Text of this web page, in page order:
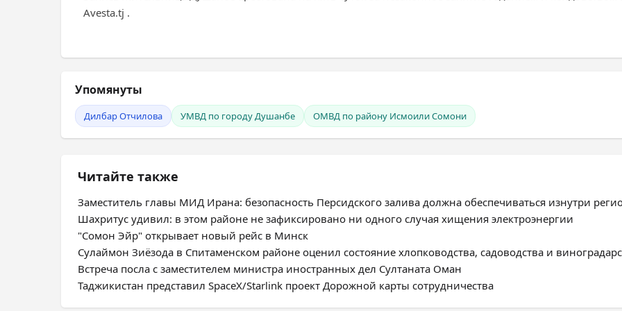
Avesta.tj .
Упомянуты
Дилбар Отчилова УМВД по городу Душанбе ОМВД по району Исмоили Сомони
Читайте также
Заместитель главы МИД Ирана: безопасность Персидского залива должна обеспечиваться изнутри
Шахритус удивил: в этом районе не зафиксировано ни одного случая хищения электроэнергии
"Сомон Эйр" открывает новый рейс в Минск
Сулаймон Зиёзода в Спитаменском районе оценил состояние хлопководства, садоводства и
Встреча посла с заместителем министра иностранных дел Султаната Оман
Таджикистан представил SpaceX/Starlink проект Дорожной карты сотрудничества